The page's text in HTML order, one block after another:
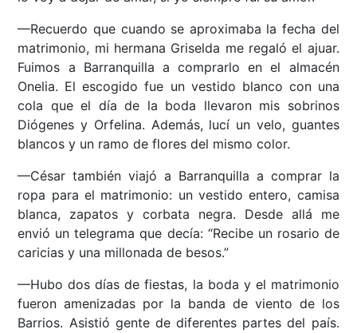
—Recuerdo que cuando se aproximaba la fecha del
matrimonio, mi hermana Griselda me regaló el ajuar.
Fuimos a Barranquilla a comprarlo en el almacén
Onelia. El escogido fue un vestido blanco con una
cola que el día de la boda llevaron mis sobrinos
Diógenes y Orfelina. Además, lucí un velo, guantes
blancos y un ramo de flores del mismo color.
—César también viajó a Barranquilla a comprar la
ropa para el matrimonio: un vestido entero, camisa
blanca, zapatos y corbata negra. Desde allá me
envió un telegrama que decía: “Recibe un rosario de
caricias y una millonada de besos.”
—Hubo dos días de fiestas, la boda y el matrimonio
fueron amenizadas por la banda de viento de los
Barrios. Asistió gente de diferentes partes del país.